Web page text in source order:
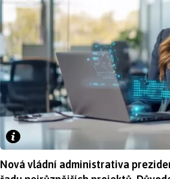
Nová vládní administrativa